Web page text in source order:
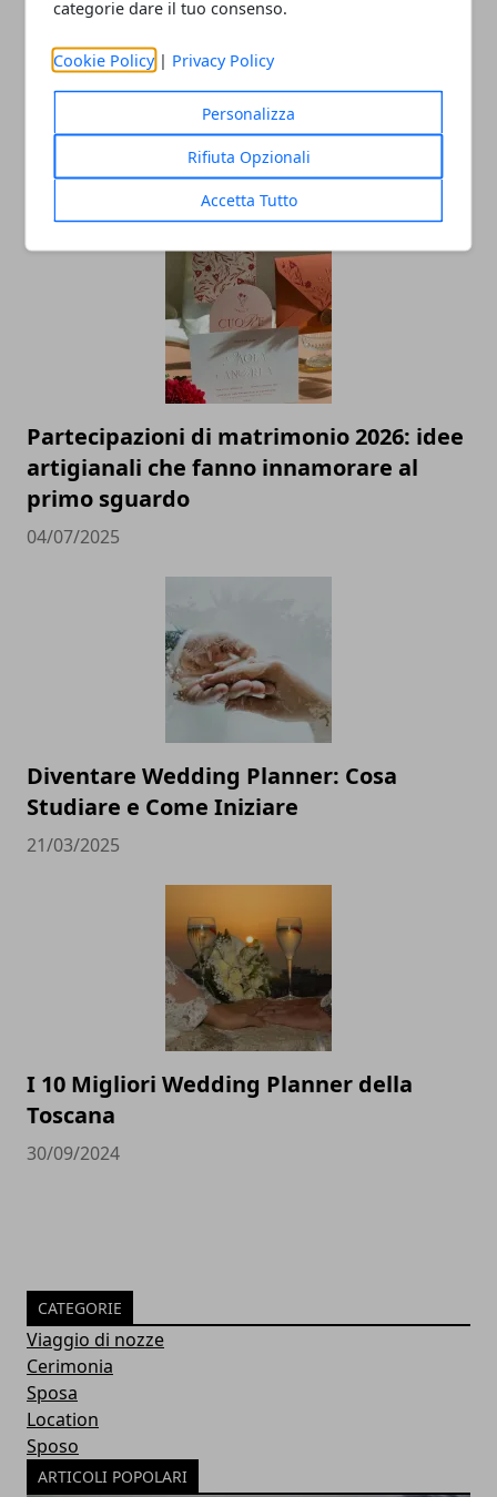
categorie dare il tuo consenso.
Cookie Policy | Privacy Policy
Personalizza
Rifiuta Opzionali
Accetta Tutto
Partecipazioni di matrimonio 2026: idee
artigianali che fanno innamorare al
primo sguardo
04/07/2025
Diventare Wedding Planner: Cosa
Studiare e Come Iniziare
21/03/2025
I 10 Migliori Wedding Planner della
Toscana
30/09/2024
CATEGORIE
Viaggio di nozze
Cerimonia
Sposa
Location
Sposo
ARTICOLI POPOLARI